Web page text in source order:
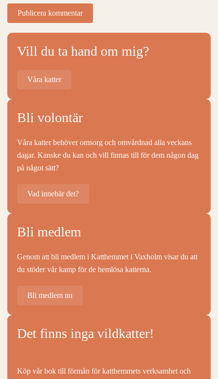
Publicera kommentar
Vill du ta hand om mig?
Våra katter
Bli volontär
Våra katter behöver omsorg och omvårdnad alla veckans
dagar. Kanske du kan och vill finnas till för dem någon dag
på något sätt?
Vad innebär det?
Bli medlem
Genom att bli medlem i Katthemmet i Vaxholm visar du att
du stöder vår kamp för de hemlösa katterna.
Bli medlem nu
Det finns inga vildkatter!
Köp vår bok till förmån för katthemmets verksamhet och